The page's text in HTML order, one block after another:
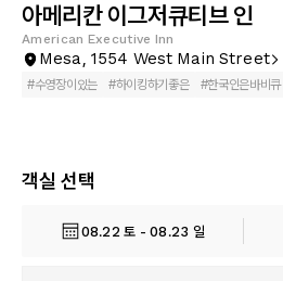
아메리칸 이그저큐티브 인
American Executive Inn
Mesa, 1554 West Main Street
#수영장이있는 #하이킹하기좋은 #한국인은바비큐
객실 선택
08.22 토 - 08.23 일